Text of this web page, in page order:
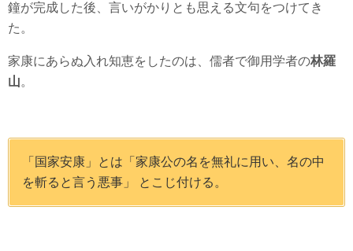
鐘が完成した後、言いがかりとも思える文句をつけてき
た。
家康にあらぬ入れ知恵をしたのは、儒者で御用学者の林羅
山。
「国家安康」とは「家康公の名を無礼に用い、名の中
を斬ると言う悪事」 とこじ付ける。